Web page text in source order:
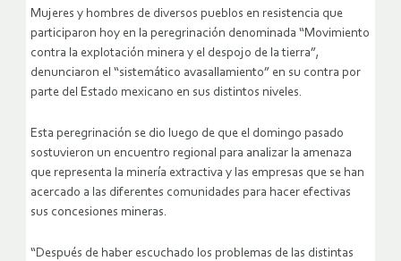
Mujeres y hombres de diversos pueblos en resistencia que
participaron hoy en la peregrinación denominada “Movimiento
contra la explotación minera y el despojo de la tierra”,
denunciaron el “sistemático avasallamiento” en su contra por
parte del Estado mexicano en sus distintos niveles.
Esta peregrinación se dio luego de que el domingo pasado
sostuvieron un encuentro regional para analizar la amenaza
que representa la minería extractiva y las empresas que se han
acercado a las diferentes comunidades para hacer efectivas
sus concesiones mineras.
“Después de haber escuchado los problemas de las distintas